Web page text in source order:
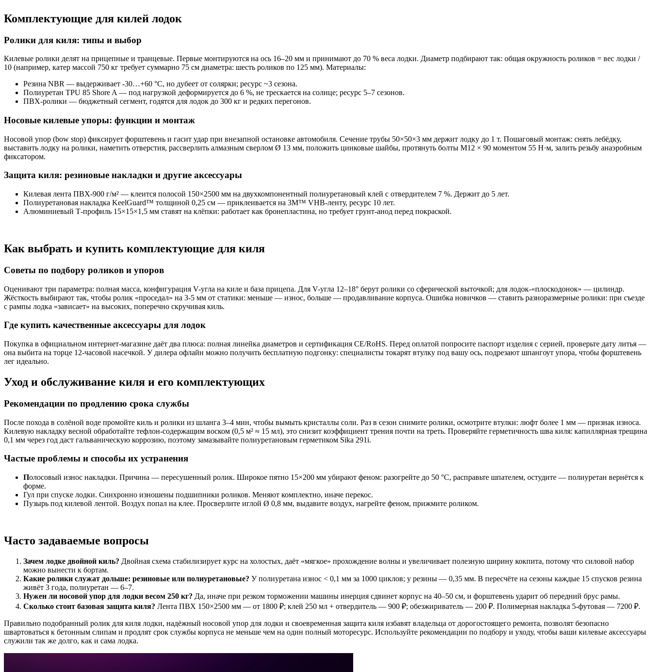
Комплектующие для килей лодок
Ролики для киля: типы и выбор
Килевые ролики делят на прицепные и транцевые. Первые монтируются на ось 16–20 мм и принимают до 70 % веса лодки. Диаметр подбирают так: общая окружность роликов = вес лодки /
10 (например, катер массой 750 кг требует суммарно 75 см диаметра: шесть роликов по 125 мм). Материалы:
Резина NBR — выдерживает -30…+60 °C, но дубеет от солярки; ресурс ~3 сезона.
Полиуретан TPU 85 Shore A — под нагрузкой деформируется до 6 %, не трескается на солнце; ресурс 5–7 сезонов.
ПВХ-ролики — бюджетный сегмент, годятся для лодок до 300 кг и редких перегонов.
Носовые килевые упоры: функции и монтаж
Носовой упор (bow stop) фиксирует форштевень и гасит удар при внезапной остановке автомобиля. Сечение трубы 50×50×3 мм держит лодку до 1 т. Пошаговый монтаж: снять лебёдку,
выставить лодку на ролики, наметить отверстия, рассверлить алмазным сверлом Ø 13 мм, положить цинковые шайбы, протянуть болты М12 × 90 моментом 55 Н·м, залить резьбу анаэробным
фиксатором.
Защита киля: резиновые накладки и другие аксессуары
Килевая лента ПВХ-900 г/м² — клеится полосой 150×2500 мм на двухкомпонентный полиуретановый клей с отвердителем 7 %. Держит до 5 лет.
Полиуретановая накладка KeelGuard™ толщиной 0,25 см — приклеивается на 3М™ VHB-ленту, ресурс 10 лет.
Алюминиевый Т-профиль 15×15×1,5 мм ставят на клёпки: работает как бронепластина, но требует грунт-анод перед покраской.
Как выбрать и купить комплектующие для киля
Советы по подбору роликов и упоров
Оценивают три параметра: полная масса, конфигурация V-угла на киле и база прицепа. Для V-угла 12–18° берут ролики со сферической выточкой; для лодок-«плоскодонок» — цилиндр.
Жёсткость выбирают так, чтобы ролик «проседал» на 3-5 мм от статики: меньше — износ, больше — продавливание корпуса. Ошибка новичков — ставить разноразмерные ролики: при съезде
с рампы лодка «зависает» на высоких, поперечно скручивая киль.
Где купить качественные аксессуары для лодок
Покупка в официальном интернет-магазине даёт два плюса: полная линейка диаметров и сертификация CE/RoHS. Перед оплатой попросите паспорт изделия с серией, проверьте дату литья —
она выбита на торце 12-часовой насечкой. У дилера офлайн можно получить бесплатную подгонку: специалисты токарят втулку под вашу ось, подрезают шпангоут упора, чтобы форштевень
лег идеально.
Уход и обслуживание киля и его комплектующих
Рекомендации по продлению срока службы
После похода в солёной воде промойте киль и ролики из шланга 3–4 мин, чтобы вымыть кристаллы соли. Раз в сезон снимите ролики, осмотрите втулки: люфт более 1 мм — признак износа.
Килевую накладку весной обработайте тефлон-содержащим воском (0,5 м² ≈ 15 мл), это снизит коэффициент трения почти на треть. Проверяйте герметичность шва киля: капиллярная трещина
0,1 мм через год даст гальваническую коррозию, поэтому замазывайте полиуретановым герметиком Sika 291i.
Частые проблемы и способы их устранения
Полосовый износ накладки. Причина — пересушенный ролик. Широкое пятно 15×200 мм убирают феном: разогрейте до 50 °C, расправьте шпателем, остудите — полиуретан вернётся к
форме.
Гул при спуске лодки. Синхронно изношены подшипники роликов. Меняют комплектно, иначе перекос.
Пузырь под килевой лентой. Воздух попал на клее. Просверлите иглой Ø 0,8 мм, выдавите воздух, нагрейте феном, прижмите роликом.
Часто задаваемые вопросы
Зачем лодке двойной киль? Двойная схема стабилизирует курс на холостых, даёт «мягкое» прохождение волны и увеличивает полезную ширину кокпита, потому что силовой набор
можно вынести к бортам.
Какие ролики служат дольше: резиновые или полиуретановые? У полиуретана износ < 0,1 мм за 1000 циклов; у резины — 0,35 мм. В пересчёте на сезоны каждые 15 спусков резина
живёт 3 года, полиуретан — 6–7.
Нужен ли носовой упор для лодки весом 250 кг? Да, иначе при резком торможении машины инерция сдвинет корпус на 40–50 см, и форштевень ударит об передний брус рамы.
Сколько стоит базовая защита киля? Лента ПВХ 150×2500 мм — от 1800 ₽; клей 250 мл + отвердитель — 900 ₽; обезжириватель — 200 ₽. Полимерная накладка 5-футовая — 7200 ₽.
Правильно подобранный ролик для киля лодки, надёжный носовой упор для лодки и своевременная защита киля избавят владельца от дорогостоящего ремонта, позволят безопасно
швартоваться к бетонным слипам и продлят срок службы корпуса не меньше чем на один полный моторесурс. Используйте рекомендации по подбору и уходу, чтобы ваши килевые аксессуары
служили так же долго, как и сама лодка.